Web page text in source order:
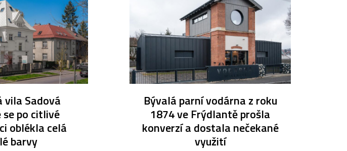
vila Sadová
po citlivé
oblékla celá
barvy
Bývalá parní vodárna z roku
1874 ve Frýdlantě prošla
konverzí a dostala nečekané
využití